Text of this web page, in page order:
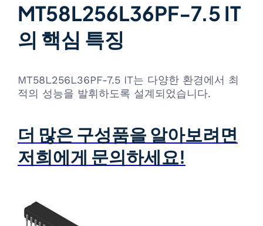
MT58L256L36PF-7.5 IT
의 핵심 특징
MT58L256L36PF-7.5 IT는 다양한 환경에서 최
적의 성능을 발휘하도록 설계되었습니다.
더 많은 구성품을 알아보려면
저희에게 문의하세요!